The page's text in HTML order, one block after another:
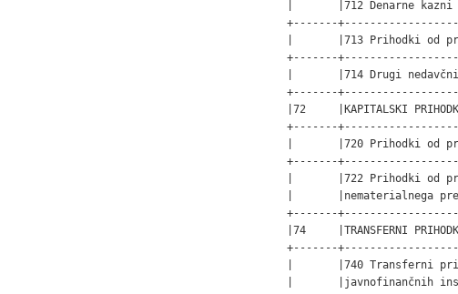
|       |712 Denarne
+-------
|       |713 Prihodki od
+-------
|       |714 Drugi
+-------
|72     |KAPITALSKI
+-------
|       |720 Prihodki od
+-------
|       |722 Prihodki od
|
+-------
|74     |TRANSFERNI
+-------
|       |740 Transferni
|